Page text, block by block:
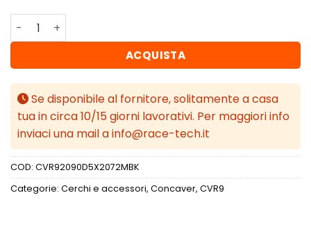
Concaver CVR9 20x9 ET20-35 BLANK Matt Black quantità
ACQUISTA
Se disponibile al fornitore, solitamente a casa
tua in circa 10/15 giorni lavorativi. Per maggiori info
inviaci una mail a info@race-tech.it
COD: CVR92090D5X2072MBK
Categorie: Cerchi e accessori, Concaver, CVR9